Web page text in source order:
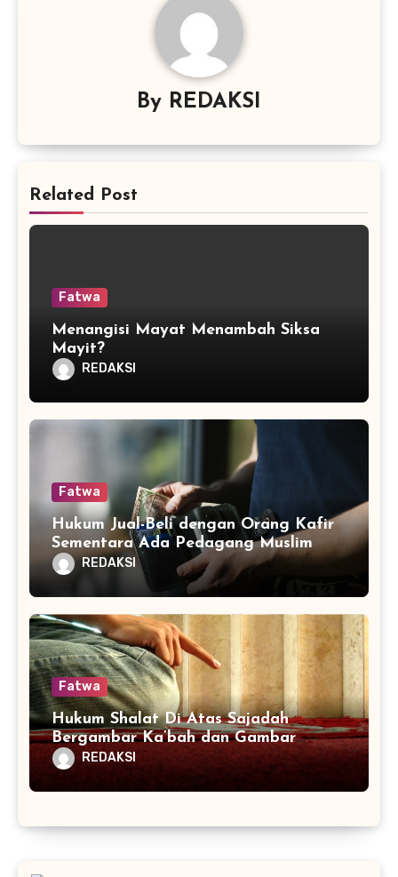
By REDAKSI
Related Post
Fatwa
Menangisi Mayat Menambah Siksa
Mayit?
REDAKSI
Fatwa
Hukum Jual-Beli dengan Orang Kafir
Sementara Ada Pedagang Muslim
REDAKSI
Fatwa
Hukum Shalat Di Atas Sajadah
Bergambar Ka’bah dan Gambar
Lainnya
REDAKSI